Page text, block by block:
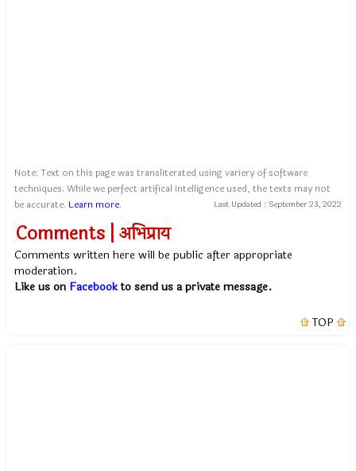
Note: Text on this page was transliterated using variery of software
techniques. While we perfect artifical intelligence used, the texts may not
be accurate. Learn more. Last Updated : September 23, 2022
Comments | अभिप्राय
Comments written here will be public after appropriate
moderation.
Like us on Facebookto send us a private message.
TOP